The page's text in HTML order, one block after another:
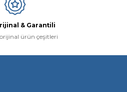
& Garantili
ürün çeşitleri